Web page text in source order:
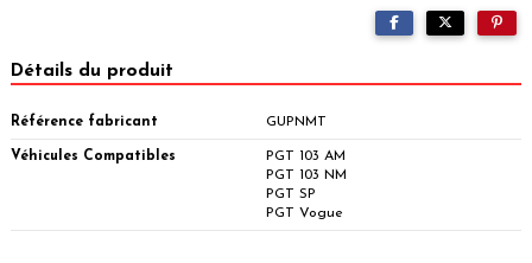
Détails du produit
Référence fabricant GUPNMT
Véhicules Compatibles
PGT 103 AM
PGT 103 NM
PGT SP
PGT Vogue